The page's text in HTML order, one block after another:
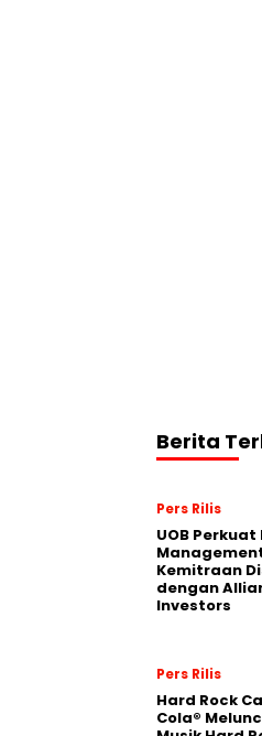
Berita
Pers Rilis
UOB
Kemitraan
dengan
Investors
Pers Rilis
Hard Rock
Cola®